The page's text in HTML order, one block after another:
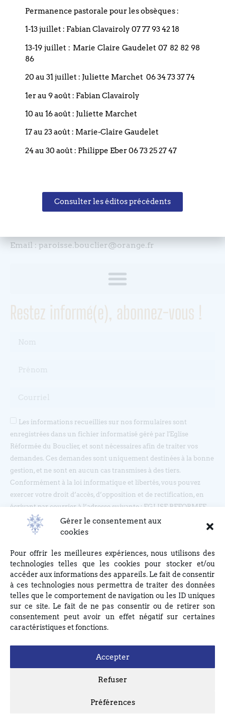
Gérer le consentement aux
cookies
Pour offrir les meilleures expériences, nous utilisons des
technologies telles que les cookies pour stocker et/ou
accéder aux informations des appareils. Le fait de consentir
à ces technologies nous permettra de traiter des données
telles que le comportement de navigation ou les ID uniques
sur ce site. Le fait de ne pas consentir ou de retirer son
consentement peut avoir un effet négatif sur certaines
caractéristiques et fonctions.
Accepter
Refuser
Préférences
Précédent
Suivant
Coordonnées
Eglise réformée du Bouclier
Email : paroisse.bouclier@orange.fr
Restez informé(e), abonnez-vous !
Les informations recueillies sur nos formulaires sont
enregistrées dans un fichier informatisé géré par l'Eglise
Réformée du Bouclier, et sont nécessaires afin de traiter vos
demandes. Ces demandes sont uniquement destinées à la bonne
gestion, et ne sont en aucun cas transmises à des tiers.
Conformément à la loi informatique et libertés, vous pouvez
exercer votre droit d’accès, d’opposition et de rectification, en
écrivant par courrier à l’adresse suivante : EGLISE REFORMEE
DU BOUCLIER, 4 rue du Bouclier, 67000 STRASBOURG ou en
écrivant à eglise(at)lebouclier.fr
Je m'abonne
Permanence pastorale pour les obsèques :
1-13 juillet : Fabian Clavairoly 07 77 93 42 18
13-19 juillet : Marie Claire Gaudelet 07 82 82 98
86
20 au 31 juillet : Juliette Marchet 06 34 73 37 74
1er au 9 août : Fabian Clavairoly
10 au 16 août : Juliette Marchet
17 au 23 août : Marie-Claire Gaudelet
24 au 30 août : Philippe Eber 06 73 25 27 47
Consulter les éditos précédents